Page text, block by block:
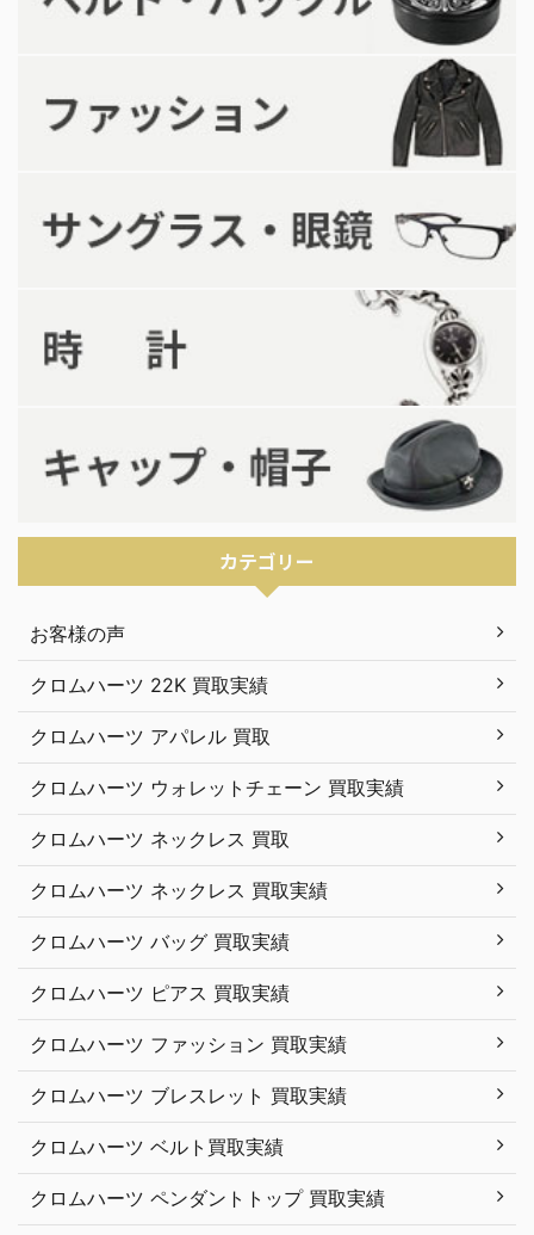
カテゴリー
お客様の声
クロムハーツ 22K 買取実績
クロムハーツ アパレル 買取
クロムハーツ ウォレットチェーン 買取実績
クロムハーツ ネックレス 買取
クロムハーツ ネックレス 買取実績
クロムハーツ バッグ 買取実績
クロムハーツ ピアス 買取実績
クロムハーツ ファッション 買取実績
クロムハーツ ブレスレット 買取実績
クロムハーツ ベルト買取実績
クロムハーツ ペンダントトップ 買取実績